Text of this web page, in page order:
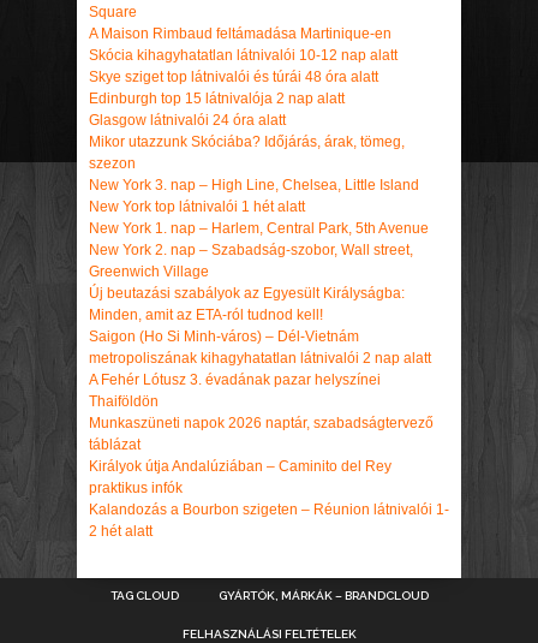
Square
A Maison Rimbaud feltámadása Martinique-en
Skócia kihagyhatatlan látnivalói 10-12 nap alatt
Skye sziget top látnivalói és túrái 48 óra alatt
Edinburgh top 15 látnivalója 2 nap alatt
Glasgow látnivalói 24 óra alatt
Mikor utazzunk Skóciába? Időjárás, árak, tömeg,
szezon
New York 3. nap – High Line, Chelsea, Little Island
New York top látnivalói 1 hét alatt
New York 1. nap – Harlem, Central Park, 5th Avenue
New York 2. nap – Szabadság-szobor, Wall street,
Greenwich Village
Új beutazási szabályok az Egyesült Királyságba:
Minden, amit az ETA-ról tudnod kell!
Saigon (Ho Si Minh-város) – Dél-Vietnám
metropoliszának kihagyhatatlan látnivalói 2 nap alatt
A Fehér Lótusz 3. évadának pazar helyszínei
Thaiföldön
Munkaszüneti napok 2026 naptár, szabadságtervező
táblázat
Királyok útja Andalúziában – Caminito del Rey
praktikus infók
Kalandozás a Bourbon szigeten – Réunion látnivalói 1-
2 hét alatt
TAG CLOUD GYÁRTÓK, MÁRKÁK – BRANDCLOUD
FELHASZNÁLÁSI FELTÉTELEK